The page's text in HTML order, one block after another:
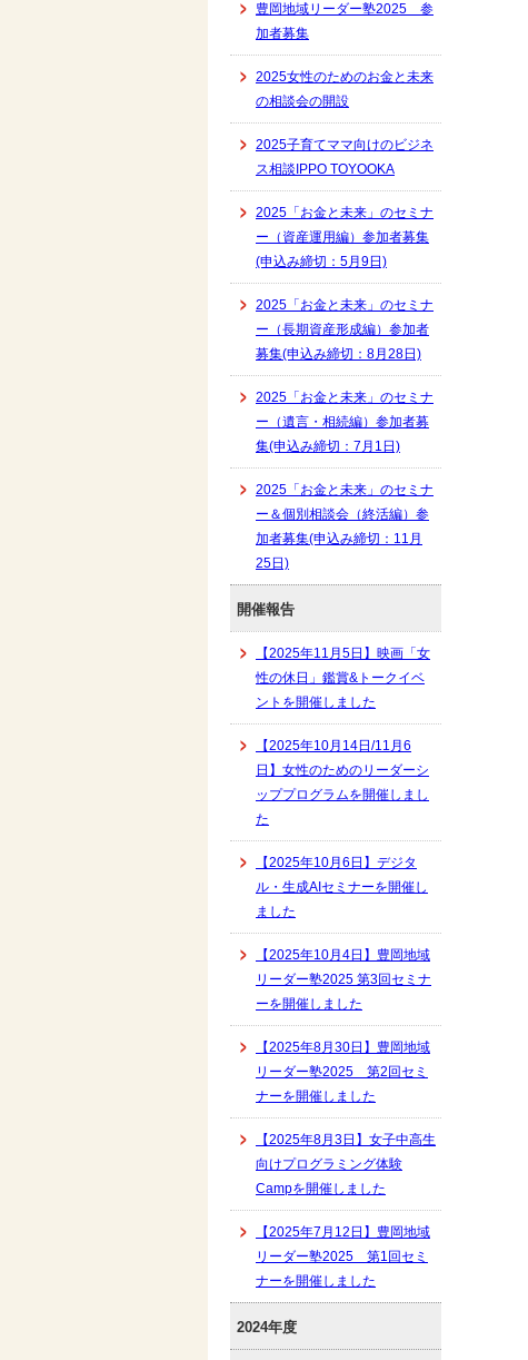
豊岡地域リーダー塾2025 参
加者募集
2025女性のためのお金と未来
の相談会の開設
2025子育てママ向けのビジネ
ス相談IPPO TOYOOKA
2025「お金と未来」のセミナ
ー（資産運用編）参加者募集
(申込み締切：5月9日)
2025「お金と未来」のセミナ
ー（長期資産形成編）参加者
募集(申込み締切：8月28日)
2025「お金と未来」のセミナ
ー（遺言・相続編）参加者募
集(申込み締切：7月1日)
2025「お金と未来」のセミナ
ー＆個別相談会（終活編）参
加者募集(申込み締切：11月
25日)
開催報告
【2025年11月5日】映画「女
性の休日」鑑賞&トークイベ
ントを開催しました
【2025年10月14日/11月6
日】女性のためのリーダーシ
ッププログラムを開催しまし
た
【2025年10月6日】デジタ
ル・生成AIセミナーを開催し
ました
【2025年10月4日】豊岡地域
リーダー塾2025 第3回セミナ
ーを開催しました
【2025年8月30日】豊岡地域
リーダー塾2025 第2回セミ
ナーを開催しました
【2025年8月3日】女子中高生
向けプログラミング体験
Campを開催しました
【2025年7月12日】豊岡地域
リーダー塾2025 第1回セミ
ナーを開催しました
2024年度